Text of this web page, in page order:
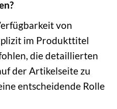
von
im Produkttitel
die detaillierten
der Artikelseite zu
entscheidende Rolle